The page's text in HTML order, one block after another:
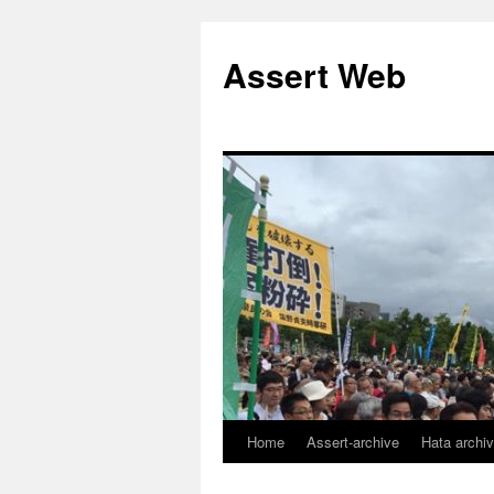
テ
ン
ス
キ
ッ
プ
Assert Web
Home Assert-archive Hata